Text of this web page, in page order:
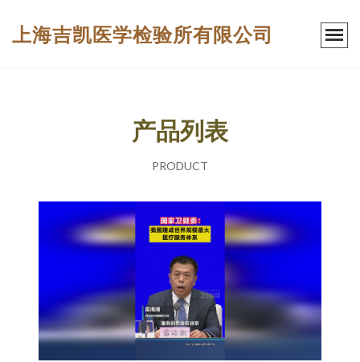
上海吉凯医学检验所有限公司
产品列表
PRODUCT